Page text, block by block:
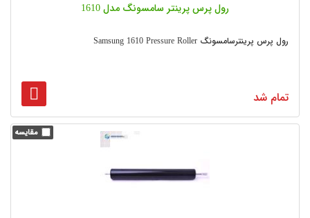
رول پرس پرینتر سامسونگ مدل 1610
رول پرس پرینترسامسونگ Samsung 1610 Pressure Roller
تمام شد